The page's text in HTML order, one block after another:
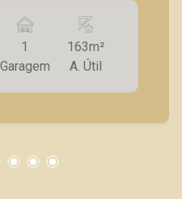
- Lavanderia; - 1
agilidade e
de imóveis
nos principais
1
Garagem
163m²
A. Útil